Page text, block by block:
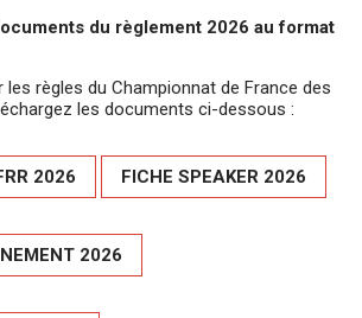
du règlement 2026 au format
règles du Championnat de France des
les documents ci-dessous :
2026 FICHE SPEAKER 2026
2026